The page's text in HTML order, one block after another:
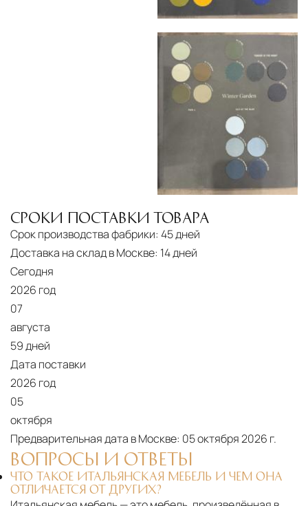
СРОКИ ПОСТАВКИ ТОВАРА
Срок производства фабрики: 45 дней
Доставка на склад в Москве: 14 дней
Сегодня
2026 год
07
августа
59 дней
Дата поставки
2026 год
05
октября
Предварительная дата в Москве: 05 октября 2026 г.
ВОПРОСЫ И ОТВЕТЫ
ЧТО ТАКОЕ ИТАЛЬЯНСКАЯ МЕБЕЛЬ И ЧЕМ ОНА
ОТЛИЧАЕТСЯ ОТ ДРУГИХ?